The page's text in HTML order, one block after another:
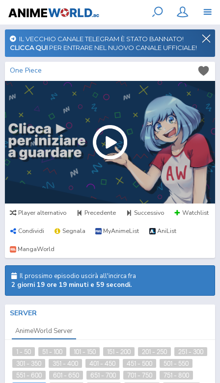
IL VECCHIO CANALE TELEGRAM È STATO BANNATO!
CLICCA QUI PER ENTRARE NEL NUOVO CANALE UFFICIALE!
One Piece
Player alternativo Precedente Successivo Watchlist
Condividi Segnala MyAnimeList AniList
MangaWorld
Il prossimo episodio uscirà all'incirca fra
2 giorni 19 ore 19 minuti e 59 secondi.
SERVER
AnimeWorld Server
1 - 50 51 - 100 101 - 150 151 - 200 201 - 250
251 - 300
301 - 350
351 - 400 401 - 450 451 - 500
501 - 550
551 - 600
601 - 650 651 - 700 701 - 750
751 - 800